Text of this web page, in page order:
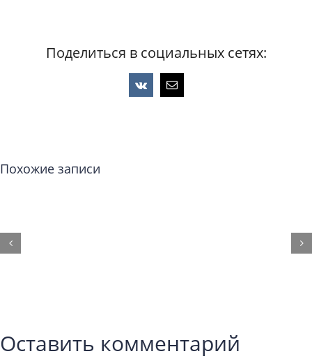
Поделиться в социальных сетях:
Vk Email
Похожие записи
Оставить комментарий